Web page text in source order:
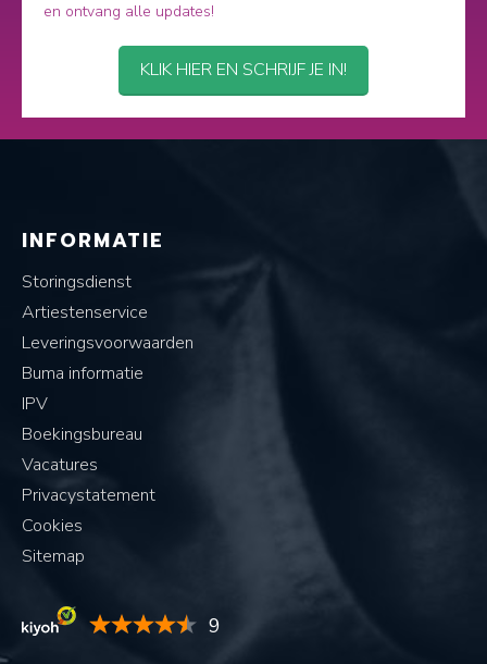
en ontvang alle updates!
KLIK HIER EN SCHRIJF JE IN!
INFORMATIE
Storingsdienst
Artiestenservice
Leveringsvoorwaarden
Buma informatie
IPV
Boekingsbureau
Vacatures
Privacystatement
Cookies
Sitemap
9